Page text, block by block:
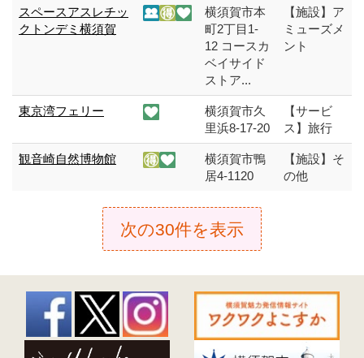
スペースアスレチッ
クトンデミ横須賀
横須賀市本
町2丁目1-
12 コースカ
ベイサイド
ストア...
【施設】ア
ミューズメ
ント
東京湾フェリー
横須賀市久
里浜8-17-20
【サービ
ス】旅行
観音崎自然博物館
横須賀市鴨
居4-1120
【施設】そ
の他
次の30件を表示